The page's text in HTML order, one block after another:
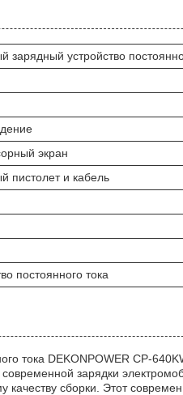
устройство
экран
пистолет и кабель
постоянного тока
тока DEKONPOWER CP-
зарядки
сборки. Этот